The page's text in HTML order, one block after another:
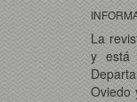
La
y está
Oviedo